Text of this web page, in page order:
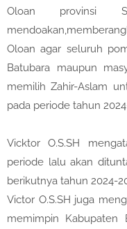
Oloan provinsi
Oloan agar seluruh
Batubara maupun
memilih Zahir-Aslam
pada periode tahun
Vicktor O.S.SH
periode lalu akan
berikutnya tahun 2024-
Victor O.S.SH juga
memimpin